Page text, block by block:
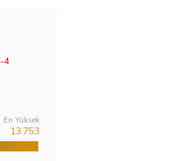
-4
En Yüksek
13.753